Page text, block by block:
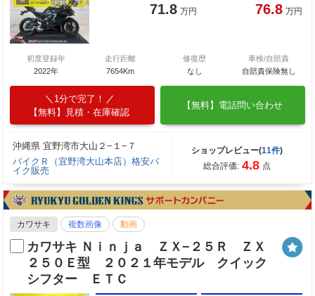
71.8 万円 76.8 万円
初度登録年
2022年
走行距離
7654Km
修復歴
なし
車検/自賠責
自賠責保険無し
1分で完了！
【無料】見積・在庫確認
【無料】電話問い合わせ
沖縄県 宜野湾市大山２−１−７
バイクＲ（宜野湾大山本店）格安バ
イク販売
ショップレビュー(11件)
総合評価: 4.8 点
カワサキ 複数画像 動画
カワサキ Ｎｉｎｊａ ＺＸ−２５Ｒ ＺＸ
２５０Ｅ型 ２０２１年モデル クイック
シフター ＥＴＣ